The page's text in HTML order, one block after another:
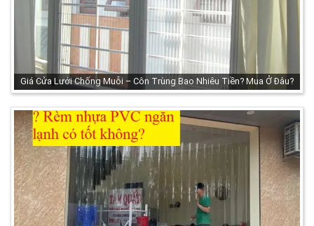
Giá Cửa Lưới Chống Muỗi – Côn Trùng Bao Nhiêu Tiền? Mua Ở Đâu?